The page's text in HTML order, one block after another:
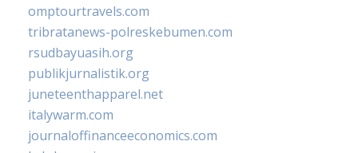
omptourtravels.com
tribratanews-polreskebumen.com
rsudbayuasih.org
publikjurnalistik.org
juneteenthapparel.net
italywarm.com
journaloffinanceeconomics.com